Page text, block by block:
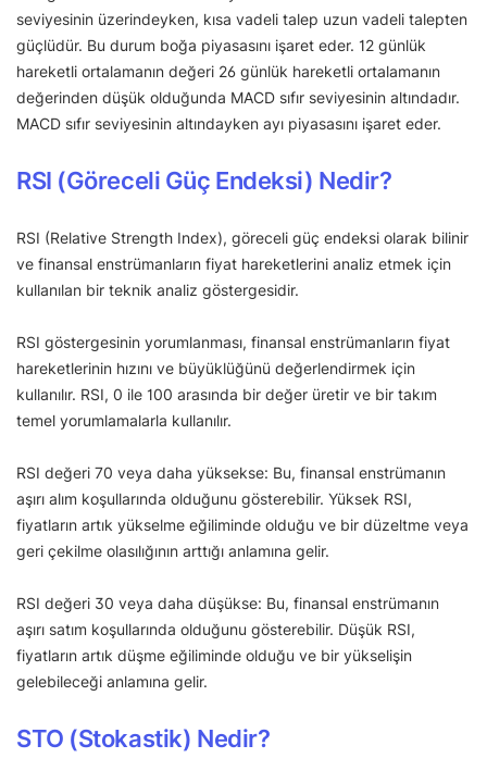
seviyesinin üzerindeyken, kısa vadeli talep uzun vadeli talepten
güçlüdür. Bu durum boğa piyasasını işaret eder. 12 günlük
hareketli ortalamanın değeri 26 günlük hareketli ortalamanın
değerinden düşük olduğunda MACD sıfır seviyesinin altındadır.
MACD sıfır seviyesinin altındayken ayı piyasasını işaret eder.
RSI (Göreceli Güç Endeksi) Nedir?
RSI (Relative Strength Index), göreceli güç endeksi olarak bilinir
ve finansal enstrümanların fiyat hareketlerini analiz etmek için
kullanılan bir teknik analiz göstergesidir.
RSI göstergesinin yorumlanması, finansal enstrümanların fiyat
hareketlerinin hızını ve büyüklüğünü değerlendirmek için
kullanılır. RSI, 0 ile 100 arasında bir değer üretir ve bir takım
temel yorumlamalarla kullanılır.
RSI değeri 70 veya daha yüksekse: Bu, finansal enstrümanın
aşırı alım koşullarında olduğunu gösterebilir. Yüksek RSI,
fiyatların artık yükselme eğiliminde olduğu ve bir düzeltme veya
geri çekilme olasılığının arttığı anlamına gelir.
RSI değeri 30 veya daha düşükse: Bu, finansal enstrümanın
aşırı satım koşullarında olduğunu gösterebilir. Düşük RSI,
fiyatların artık düşme eğiliminde olduğu ve bir yükselişin
gelebileceği anlamına gelir.
STO (Stokastik) Nedir?